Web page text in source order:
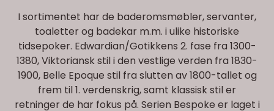
I sortimentet har de baderomsmøbler, servanter,
toaletter og badekar m.m. i ulike historiske
tidsepoker. Edwardian/Gotikkens 2. fase fra 1300-
1380, Viktoriansk stil i den vestlige verden fra 1830-
1900, Belle Epoque stil fra slutten av 1800-tallet og
frem til 1. verdenskrig, samt klassisk stil er
retninger de har fokus på. Serien Bespoke er laget i